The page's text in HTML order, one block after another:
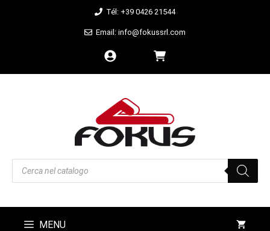
Tél: +39 0426 21544
Email: info@fokussrl.com
Recherche
produits
MENU